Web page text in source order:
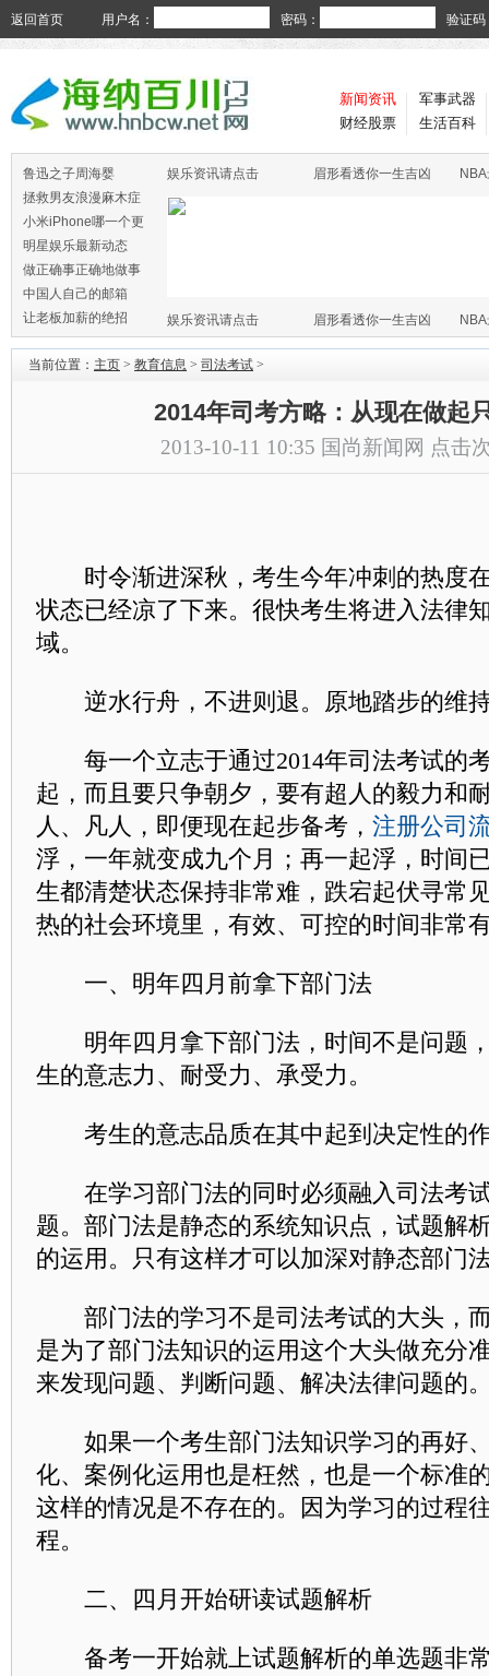
返回首页 用户名： 密码： 验证码
新闻资讯
财经股票
军事武器
生活百科
鲁迅之子周海婴
拯救男友浪漫麻木症
小米iPhone哪一个更
火
明星娱乐最新动态
做正确事正确地做事
中国人自己的邮箱
让老板加薪的绝招
娱乐资讯请点击 眉形看透你一生吉凶
娱乐资讯请点击 眉形看透你一生吉凶
当前位置： 主页 > 教育信息 > 司法考试 >
2014年司考方略：从现在做起
2013-10-11 10:35 国尚新闻网 点击
时令渐进深秋，考生今年冲刺的热度
状态已经凉了下来。很快考生将进入法律
域。
逆水行舟，不进则退。原地踏步的维
每一个立志于通过2014年司法考试的
起，而且要只争朝夕，要有超人的毅力和
人、凡人，即便现在起步备考， 注册公司
浮，一年就变成九个月；再一起浮，时间
生都清楚状态保持非常难，跌宕起伏寻常
热的社会环境里，有效、可控的时间非常
一、明年四月前拿下部门法
明年四月拿下部门法，时间不是问题
生的意志力、耐受力、承受力。
考生的意志品质在其中起到决定性的
在学习部门法的同时必须融入司法考
题。部门法是静态的系统知识点，试题解
的运用。只有这样才可以加深对静态部门
部门法的学习不是司法考试的大头，
是为了部门法知识的运用这个大头做充分
来发现问题、判断问题、解决法律问题的
如果一个考生部门法知识学习的再好
化、案例化运用也是枉然，也是一个标准
这样的情况是不存在的。因为学习的过程
程。
二、四月开始研读试题解析
备考一开始就上试题解析的单选题非